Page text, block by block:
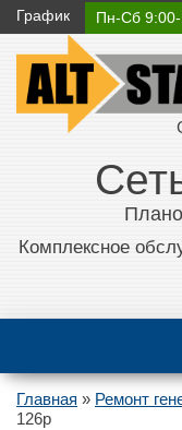
График Пн-Сб
Комплексное
Главная » Ремонт
126p